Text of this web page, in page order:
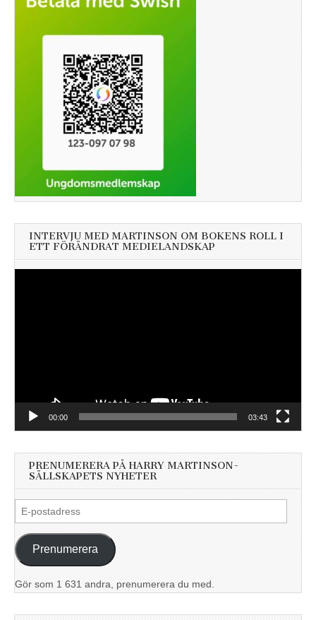
INTERVJU MED MARTINSON OM BOKENS ROLL I
ETT FÖRÄNDRAT MEDIELANDSKAP
00:00 03:43
PRENUMERERA PÅ HARRY MARTINSON-
SÄLLSKAPETS NYHETER
E-
postadress
Prenumerera
Gör som 1 631 andra, prenumerera du med.